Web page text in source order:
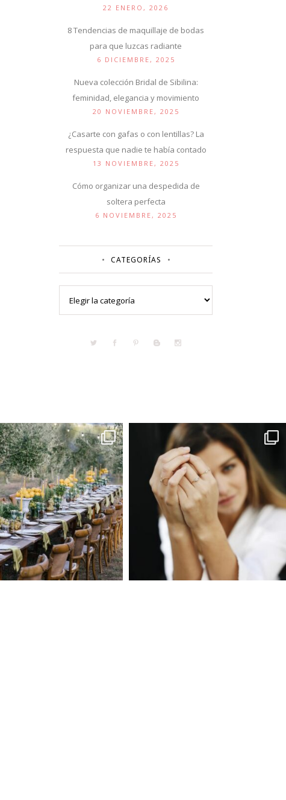
22 ENERO, 2026
8 Tendencias de maquillaje de bodas
para que luzcas radiante
6 DICIEMBRE, 2025
Nueva colección Bridal de Sibilina:
feminidad, elegancia y movimiento
20 NOVIEMBRE, 2025
¿Casarte con gafas o con lentillas? La
respuesta que nadie te había contado
13 NOVIEMBRE, 2025
Cómo organizar una despedida de
soltera perfecta
6 NOVIEMBRE, 2025
CATEGORÍAS